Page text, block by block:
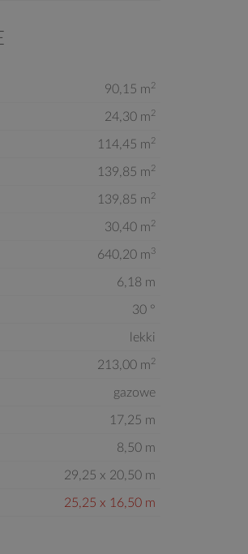
90,15 m2
24,30 m2
114,45 m2
139,85 m2
139,85 m2
30,40 m2
640,20 m3
6,18 m
30 °
lekki
213,00 m2
gazowe
17,25 m
8,50 m
29,25 x 20,50 m
25,25 x 16,50 m